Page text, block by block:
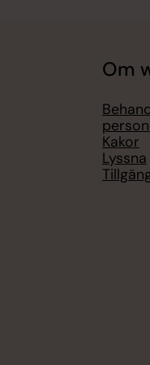
Om
Kakor
Lyssna